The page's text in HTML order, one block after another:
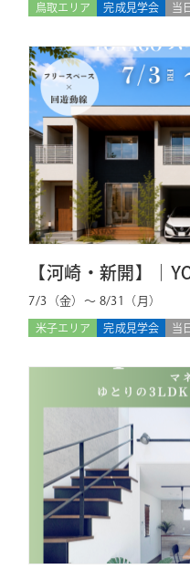
鳥取エリア 完成見学会 当
【河崎・新開】｜
7/3（金）～ 8/31（月）
米子エリア 完成見学会 当